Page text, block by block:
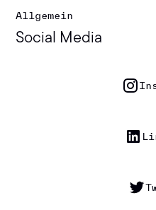
Allgemein
Social Media